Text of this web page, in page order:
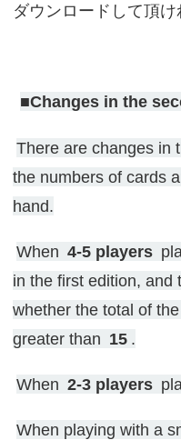
ダウンロードして頂け
■Changes in the
There are changes in
the numbers of cards
hand.
When 4-5 players
in the first edition, and
whether the total of
greater than 15 .
When 2-3 players
When playing with a